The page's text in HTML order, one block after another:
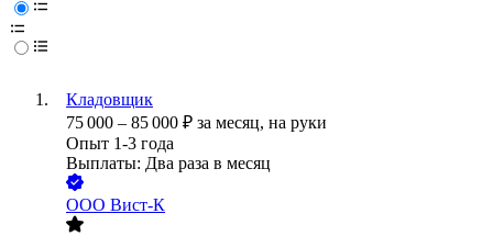
Кладовщик
75 000 – 85 000 ₽ за месяц, на руки
Опыт 1-3 года
Выплаты: Два раза в месяц
ООО Вист-К